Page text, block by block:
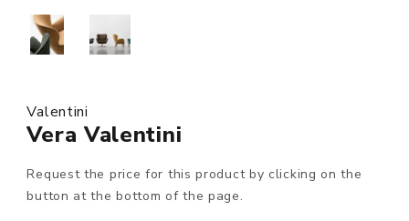
Valentini
Vera Valentini
Request the price for this product by clicking on the
button at the bottom of the page.